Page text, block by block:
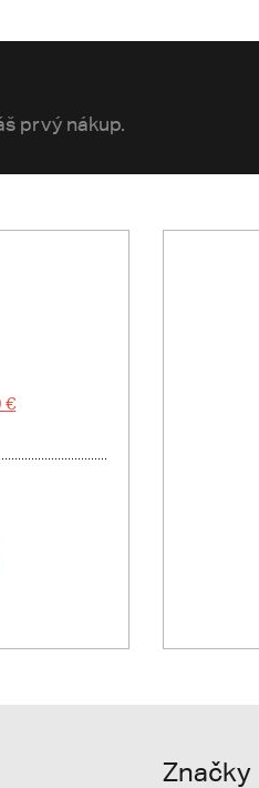
prvý nákup.
€
Značky